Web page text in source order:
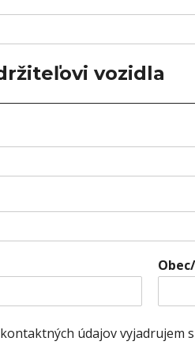
vozidla
údajov vyjadrujem